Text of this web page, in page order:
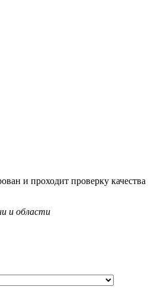
и проходит проверку качества
и области